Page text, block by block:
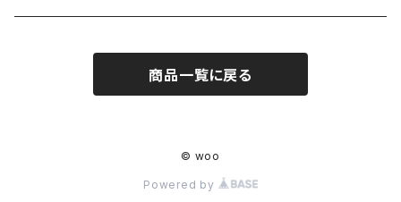
商品一覧に戻る
© woo
Powered by